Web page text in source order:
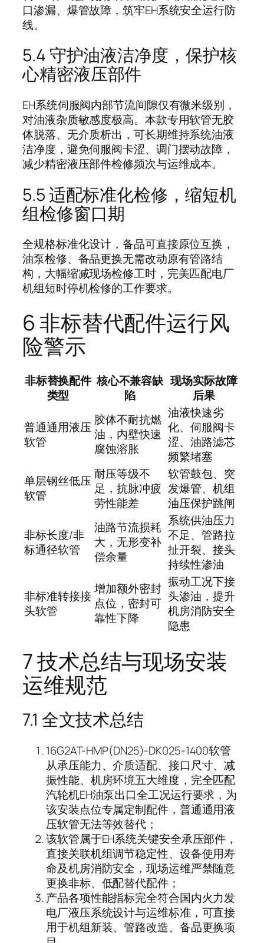
口渗漏、爆管故障，筑牢EH系统安全运行防
线。
5.4 守护油液洁净度，保护核
心精密液压部件
EH系统伺服阀内部节流间隙仅有微米级别，
对油液杂质敏感度极高。本款专用软管无胶
体脱落、无介质析出，可长期维持系统油液
洁净度，避免伺服阀卡涩、调门摆动故障，
减少精密液压部件检修频次与运维成本。
5.5 适配标准化检修，缩短机
组检修窗口期
全规格标准化设计，备品可直接原位互换，
油泵检修、备品更换无需改动原有管路结
构，大幅缩减现场检修工时，完美匹配电厂
机组短时停机检修的工作要求。
6 非标替代配件运行风
险警示
非标替换配件
类型
核心不兼容缺
陷
现场实际故障
后果
普通通用液压
软管
胶体不耐抗燃
油，内壁快速
腐蚀溶胀
油液快速劣
化、伺服阀卡
涩、油路滤芯
频繁堵塞
单层钢丝低压
软管
耐压等级不
足，抗脉冲疲
劳性能差
软管鼓包、突
发爆管、机组
油压保护跳闸
非标长度/非
标通径软管
油路节流损耗
大，无形变补
偿余量
系统供油压力
不足、管路拉
扯开裂、接头
持续性渗油
非标准转接接
头软管
增加额外密封
点位，密封可
靠性下降
振动工况下接
头渗油，提升
机房消防安全
隐患
7 技术总结与现场安装
运维规范
7.1 全文技术总结
16G2AT-HMP(DN25)-DK025-1400软管
从承压能力、介质适配、接口尺寸、减
振性能、机房环境五大维度，完全匹配
汽轮机EH油泵出口全工况运行要求，为
该安装点位专属定制配件，普通通用液
压软管无法等效替代；
该软管属于EH系统关键安全承压部件，
直接关联机组调节稳定性、设备使用寿
命及机房消防安全，现场运维严禁随意
更换非标、低配替代配件；
产品各项性能指标完全符合国内火力发
电厂液压系统设计与运维标准，可直接
用于机组新装、管路改造、备品更换项